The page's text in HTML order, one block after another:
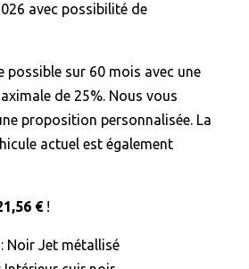
avec possibilité de
possible sur 60 mois avec une
de 25%. Nous vous
proposition personnalisée. La
actuel est également
€!
Noir Jet métallisé